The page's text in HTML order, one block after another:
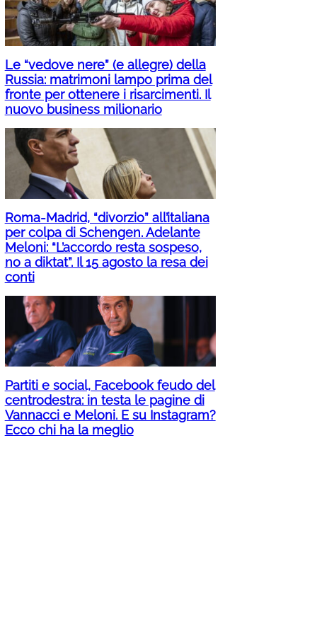
Le “vedove nere” (e allegre) della
Russia: matrimoni lampo prima del
fronte per ottenere i risarcimenti. Il
nuovo business milionario
Roma-Madrid, “divorzio” all’italiana
per colpa di Schengen. Adelante
Meloni: “L’accordo resta sospeso,
no a diktat”. Il 15 agosto la resa dei
conti
Partiti e social, Facebook feudo del
centrodestra: in testa le pagine di
Vannacci e Meloni. E su Instagram?
Ecco chi ha la meglio